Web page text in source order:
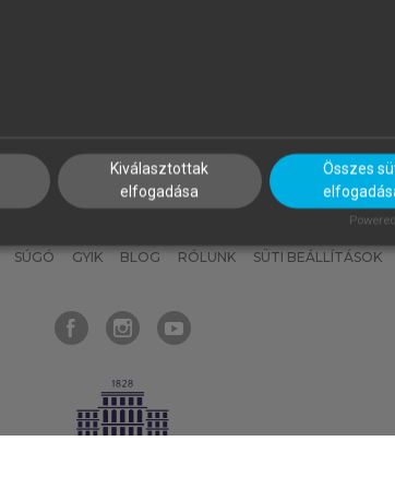
MI – ÁLTALÁNOS
SÚGÓ GYIK BLOG RÓLUNK SÜTI BEÁLLÍTÁSOK
Kiválasztottak
elfogadása
Összes